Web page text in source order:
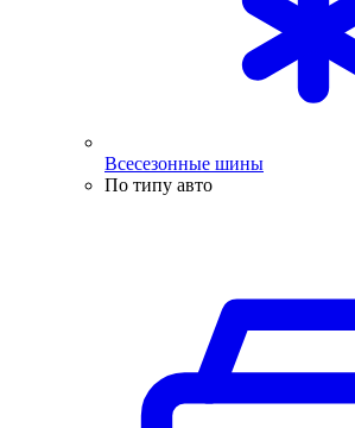
Всесезонные шины
По типу авто